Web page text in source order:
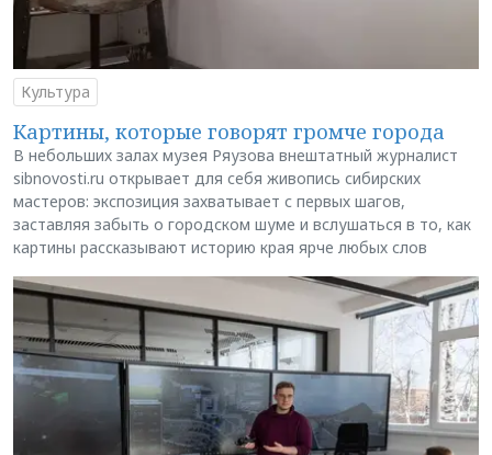
Культура
Картины, которые говорят громче города
В небольших залах музея Ряузова внештатный журналист
sibnovosti.ru открывает для себя живопись сибирских
мастеров: экспозиция захватывает с первых шагов,
заставляя забыть о городском шуме и вслушаться в то, как
картины рассказывают историю края ярче любых слов